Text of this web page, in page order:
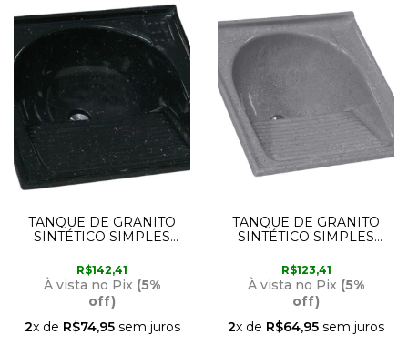
TANQUE DE GRANITO
SINTÉTICO SIMPLES
RORATO
R$142,41
À vista no Pix (5%
off)
2x de R$74,95sem juros
TANQUE DE GRANITO
SINTÉTICO SIMPLES
RORATO
R$123,41
À vista no Pix (5%
off)
2x de R$64,95 sem juros